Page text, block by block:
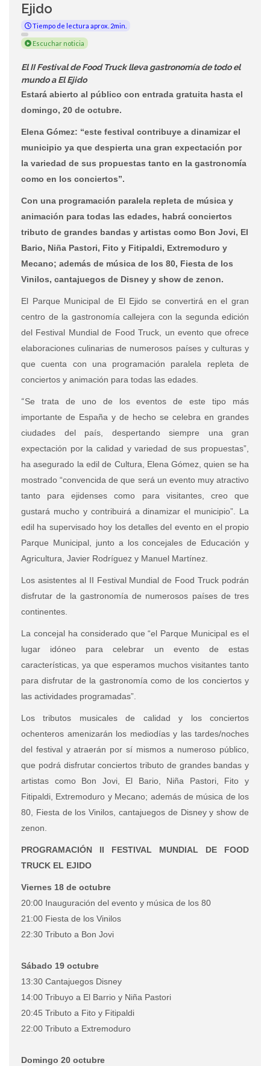
Ejido
Tiempo de lectura aprox. 2min.
Escuchar noticia
El II Festival de Food Truck lleva gastronomía de todo el
mundo a El Ejido
Estará abierto al público con entrada gratuita hasta el
domingo, 20 de octubre.
Elena Gómez: “este festival contribuye a dinamizar el
municipio ya que despierta una gran expectación por
la variedad de sus propuestas tanto en la gastronomía
como en los conciertos”.
Con una programación paralela repleta de música y
animación para todas las edades, habrá conciertos
tributo de grandes bandas y artistas como Bon Jovi, El
Bario, Niña Pastori, Fito y Fitipaldi, Extremoduro y
Mecano; además de música de los 80, Fiesta de los
Vinilos, cantajuegos de Disney y show de zenon.
El Parque Municipal de El Ejido se convertirá en el gran
centro de la gastronomía callejera con la segunda edición
del Festival Mundial de Food Truck, un evento que ofrece
elaboraciones culinarias de numerosos países y culturas y
que cuenta con una programación paralela repleta de
conciertos y animación para todas las edades.
“Se trata de uno de los eventos de este tipo más
importante de España y de hecho se celebra en grandes
ciudades del país, despertando siempre una gran
expectación por la calidad y variedad de sus propuestas”,
ha asegurado la edil de Cultura, Elena Gómez, quien se ha
mostrado “convencida de que será un evento muy atractivo
tanto para ejidenses como para visitantes, creo que
gustará mucho y contribuirá a dinamizar el municipio”. La
edil ha supervisado hoy los detalles del evento en el propio
Parque Municipal, junto a los concejales de Educación y
Agricultura, Javier Rodríguez y Manuel Martínez.
Los asistentes al II Festival Mundial de Food Truck podrán
disfrutar de la gastronomía de numerosos países de tres
continentes.
La concejal ha considerado que “el Parque Municipal es el
lugar idóneo para celebrar un evento de estas
características, ya que esperamos muchos visitantes tanto
para disfrutar de la gastronomía como de los conciertos y
las actividades programadas”.
Los tributos musicales de calidad y los conciertos
ochenteros amenizarán los mediodías y las tardes/noches
del festival y atraerán por sí mismos a numeroso público,
que podrá disfrutar conciertos tributo de grandes bandas y
artistas como Bon Jovi, El Bario, Niña Pastori, Fito y
Fitipaldi, Extremoduro y Mecano; además de música de los
80, Fiesta de los Vinilos, cantajuegos de Disney y show de
zenon.
PROGRAMACIÓN II FESTIVAL MUNDIAL DE FOOD
TRUCK EL EJIDO
Viernes 18 de octubre
20:00 Inauguración del evento y música de los 80
21:00 Fiesta de los Vinilos
22:30 Tributo a Bon Jovi
Sábado 19 octubre
13:30 Cantajuegos Disney
14:00 Tribuyo a El Barrio y Niña Pastori
20:45 Tributo a Fito y Fitipaldi
22:00 Tributo a Extremoduro
Domingo 20 octubre